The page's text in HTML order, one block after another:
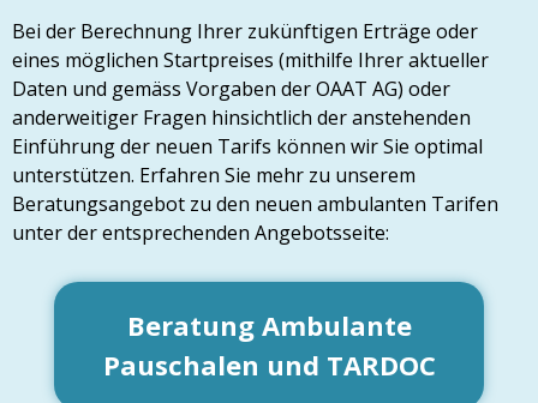
Bei der Berechnung Ihrer zukünftigen Erträge oder
eines möglichen Startpreises (mithilfe Ihrer aktueller
Daten und gemäss Vorgaben der OAAT AG) oder
anderweitiger Fragen hinsichtlich der anstehenden
Einführung der neuen Tarifs können wir Sie optimal
unterstützen. Erfahren Sie mehr zu unserem
Beratungsangebot zu den neuen ambulanten Tarifen
unter der entsprechenden Angebotsseite:
Beratung Ambulante
Pauschalen und TARDOC